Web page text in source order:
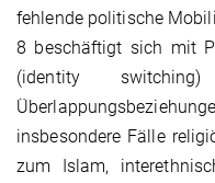
fehlende politische
8 beschäftigt sich mit
(identity
insbesondere Fälle
zum Islam,